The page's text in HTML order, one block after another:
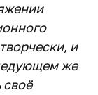
и
же
своё